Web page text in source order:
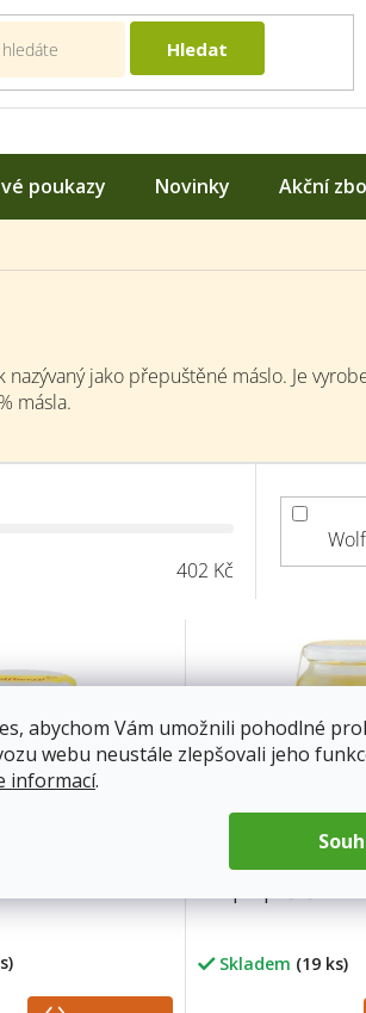
abychom Vám umožnili pohodlné
webu neustále zlepšovali jeho
informací.
Hledat
poukazy Novinky Akční
nazývaný jako přepuštěné máslo. Je
másla.
402 Kč
Skladem (19 ks)